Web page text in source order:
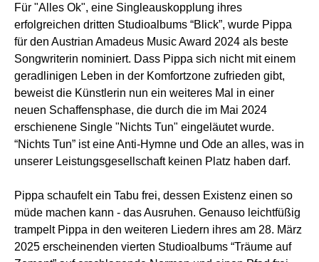
Für "Alles Ok", eine Singleauskopplung ihres
erfolgreichen dritten Studioalbums “Blick”, wurde Pippa
für den Austrian Amadeus Music Award 2024 als beste
Songwriterin nominiert. Dass Pippa sich nicht mit einem
geradlinigen Leben in der Komfortzone zufrieden gibt,
beweist die Künstlerin nun ein weiteres Mal in einer
neuen Schaffensphase, die durch die im Mai 2024
erschienene Single "Nichts Tun" eingeläutet wurde.
“Nichts Tun” ist eine Anti-Hymne und Ode an alles, was in
unserer Leistungsgesellschaft keinen Platz haben darf.
Pippa schaufelt ein Tabu frei, dessen Existenz einen so
müde machen kann - das Ausruhen. Genauso leichtfüßig
trampelt Pippa in den weiteren Liedern ihres am 28. März
2025 erscheinenden vierten Studioalbums “Träume auf